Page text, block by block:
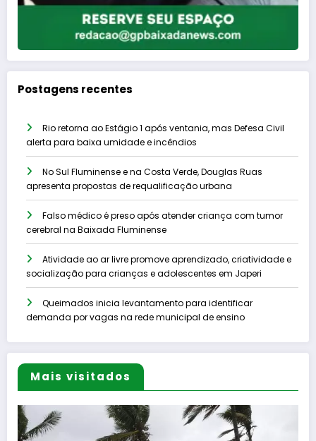
Postagens recentes
Rio retorna ao Estágio 1 após ventania, mas Defesa Civil
alerta para baixa umidade e incêndios
No Sul Fluminense e na Costa Verde, Douglas Ruas
apresenta propostas de requalificação urbana
Falso médico é preso após atender criança com tumor
cerebral na Baixada Fluminense
Atividade ao ar livre promove aprendizado, criatividade e
socialização para crianças e adolescentes em Japeri
Queimados inicia levantamento para identificar
demanda por vagas na rede municipal de ensino
Mais visitados